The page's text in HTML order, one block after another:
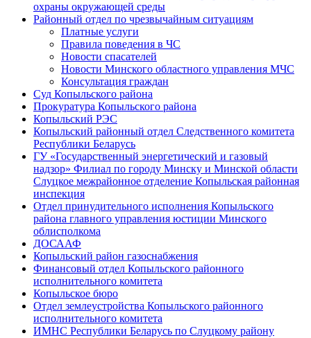
охраны окружающей среды
Районный отдел по чрезвычайным ситуациям
Платные услуги
Правила поведения в ЧС
Новости спасателей
Новости Минского областного управления МЧС
Консультация граждан
Суд Копыльского района
Прокуратура Копыльского района
Копыльский РЭС
Копыльский районный отдел Следственного комитета
Республики Беларусь
ГУ «Государственный энергетический и газовый
надзор» Филиал по городу Минску и Минской области
Слуцкое межрайонное отделение Копыльская районная
инспекция
Отдел принудительного исполнения Копыльского
района главного управления юстиции Минского
облисполкома
ДОСААФ
Копыльский район газоснабжения
Финансовый отдел Копыльского районного
исполнительного комитета
Копыльское бюро
Отдел землеустройства Копыльского районного
исполнительного комитета
ИМНС Республики Беларусь по Слуцкому району